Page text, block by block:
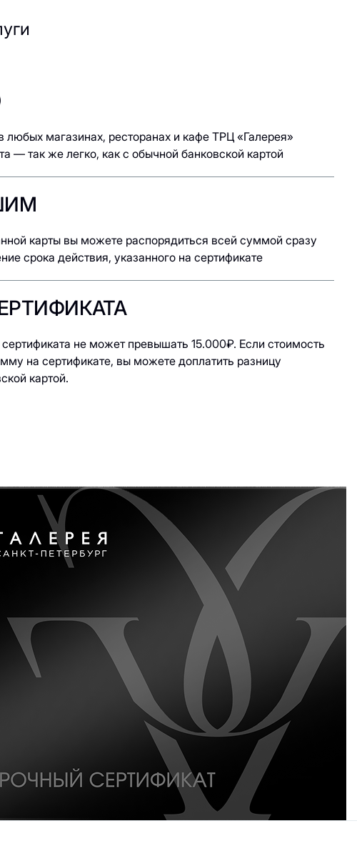
любых магазинах, ресторанах и кафе ТРЦ «Галерея»
— так же легко, как с обычной банковской картой
карты вы можете распорядиться всей суммой сразу
срока действия, указанного на сертификате
не может превышать 15.000₽. Если стоимость
на сертификате, вы можете доплатить разницу
картой.